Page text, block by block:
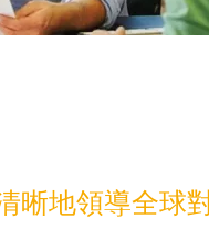
晰地領導全球